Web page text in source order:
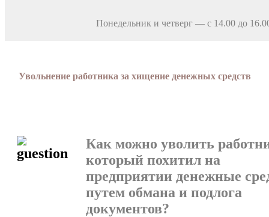
Понедельник и четверг — с 14.00 до
Увольнение работника за хищение денежных средств
Как можно уволить
который похитил на
предприятии денежные
путем обмана и подлога
документов?